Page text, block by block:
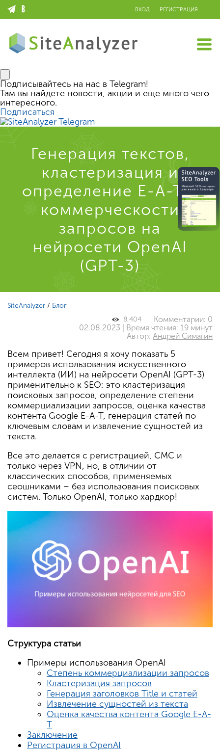
ВХОД РЕГИСТРАЦИЯ
Подписывайтесь на нас в Telegram!
Там вы найдете новости, акции и еще много чего
интересного.
Подписаться
Генерация текстов,
кластеризация и
определение E-A-T и
коммерческости
запросов на
нейросети OpenAI
(GPT-3)
SiteAnalyzer / Блог
Комментарии: 0
8,404
02.08.2023 | Время чтения: 19 минут
Автор: Андрей Симагин
Всем привет! Сегодня я хочу показать 5
примеров использования искусственного
интеллекта (ИИ) на нейросети OpenAI (GPT-3)
применительно к SEO: это кластеризация
поисковых запросов, определение степени
коммерциализации запросов, оценка качества
контента Google E-A-T, генерация статей по
ключевым словам и извлечение сущностей из
текста.
Все это делается с регистрацией, СМС и
только через VPN, но, в отличии от
классических способов, применяемых
сеошниками – без использования поисковых
систем. Только OpenAI, только хардкор!
Структура статьи
Примеры использования OpenAI
Степень коммерциализации запросов
Кластеризация запросов
Генерация заголовков Title и статей
Извлечение сущностей из текста
Оценка качества контента Google E-A-
T
Заключение
Регистрация в OpenAI